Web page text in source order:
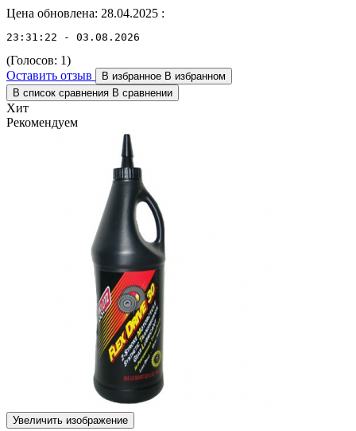
Цена обновлена: 28.04.2025 :
23:31:22 - 03.08.2026
(Голосов: 1)
Оставить отзыв
В избранное В избранном
В список сравнения В сравнении
Хит
Рекомендуем
Увеличить изображение